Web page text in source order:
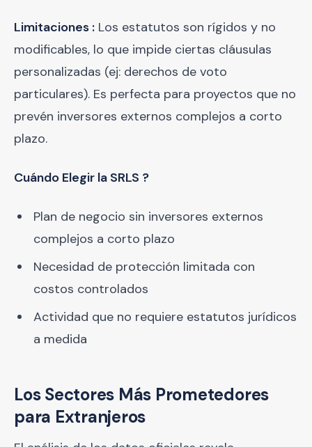
Limitaciones : Los estatutos son rígidos y no
modificables, lo que impide ciertas cláusulas
personalizadas (ej: derechos de voto
particulares). Es perfecta para proyectos que no
prevén inversores externos complejos a corto
plazo.
Cuándo Elegir la SRLS ?
Plan de negocio sin inversores externos
complejos a corto plazo
Necesidad de protección limitada con
costos controlados
Actividad que no requiere estatutos jurídicos
a medida
Los Sectores Más Prometedores
para Extranjeros